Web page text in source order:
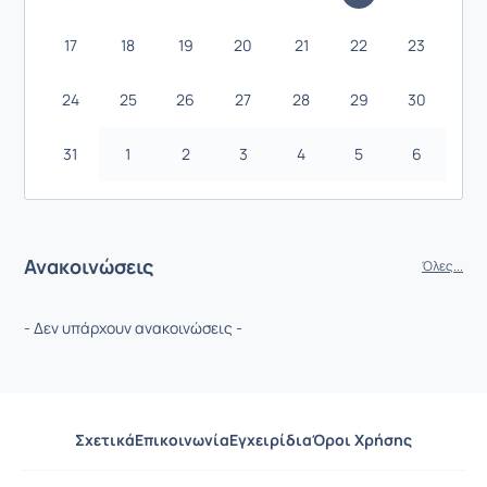
17 18 19 20 21 22 23
24 25 26 27 28 29 30
31 1 2 3 4 5 6
Ανακοινώσεις Όλες...
- Δεν υπάρχουν ανακοινώσεις -
ΣχετικάΕπικοινωνίαΕγχειρίδιαΌροι Χρήσης